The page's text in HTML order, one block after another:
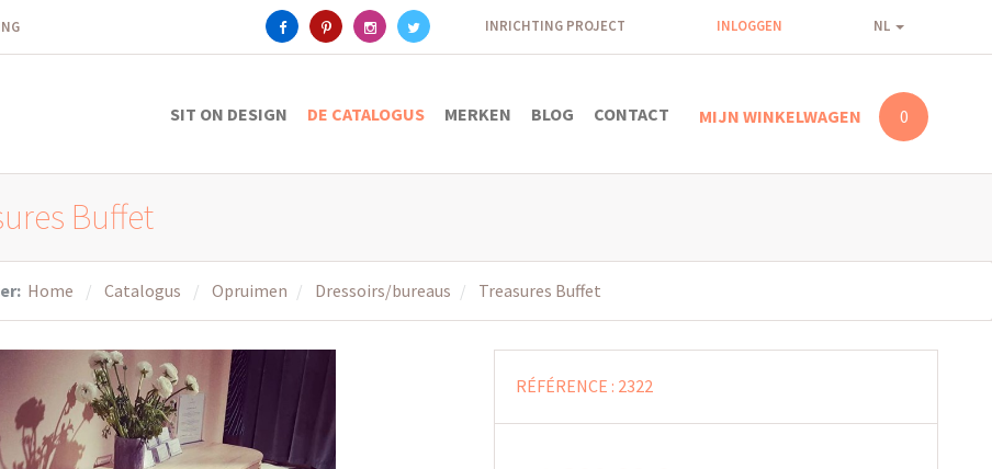
INRICHTING PROJECT INLOGGEN NL
SIT ON DESIGN DE CATALOGUS MERKEN BLOG CONTACT MIJN WINKELWAGEN 0
Buffet
Home Catalogus Opruimen Dressoirs/bureaus Treasures Buffet
RÉFÉRENCE : 2322